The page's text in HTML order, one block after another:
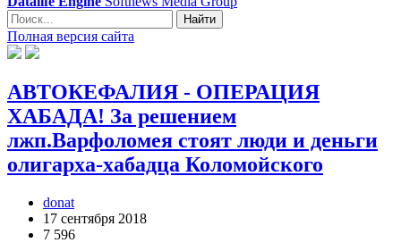
Найти
Полная версия сайта
АВТОКЕФАЛИЯ - ОПЕРАЦИЯ
ХАБАДА! За решением
лжп.Варфоломея стоят люди и деньги
олигарха-хабадца Коломойского
donat
17 сентября 2018
7 596